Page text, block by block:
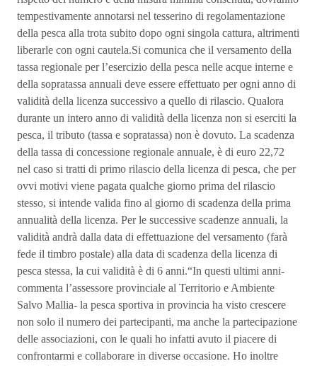
tempestivamente annotarsi nel tesserino di regolamentazione
della pesca alla trota subito dopo ogni singola cattura, altrimenti
liberarle con ogni cautela.Si comunica che il versamento della
tassa regionale per l’esercizio della pesca nelle acque interne e
della sopratassa annuali deve essere effettuato per ogni anno di
validità della licenza successivo a quello di rilascio. Qualora
durante un intero anno di validità della licenza non si eserciti la
pesca, il tributo (tassa e sopratassa) non è dovuto. La scadenza
della tassa di concessione regionale annuale, è di euro 22,72
nel caso si tratti di primo rilascio della licenza di pesca, che per
ovvi motivi viene pagata qualche giorno prima del rilascio
stesso, si intende valida fino al giorno di scadenza della prima
annualità della licenza. Per le successive scadenze annuali, la
validità andrà dalla data di effettuazione del versamento (farà
fede il timbro postale) alla data di scadenza della licenza di
pesca stessa, la cui validità è di 6 anni.“In questi ultimi anni-
commenta l’assessore provinciale al Territorio e Ambiente
Salvo Mallia- la pesca sportiva in provincia ha visto crescere
non solo il numero dei partecipanti, ma anche la partecipazione
delle associazioni, con le quali ho infatti avuto il piacere di
confrontarmi e collaborare in diverse occasione. Ho inoltre